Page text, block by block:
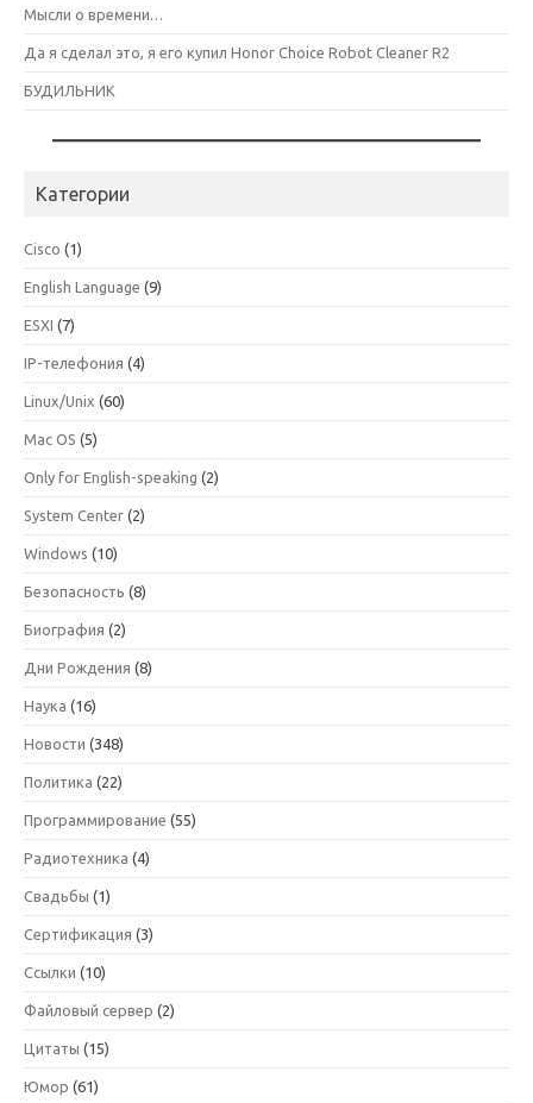
Мысли о времени…
Да я сделал это, я его купил Honor Choice Robot Cleaner R2
БУДИЛЬНИК
Категории
Cisco (1)
English Language (9)
ESXI (7)
IP-телефония (4)
Linux/Unix (60)
Mac OS (5)
Only for English-speaking (2)
System Center (2)
Windows (10)
Безопасность (8)
Биография (2)
Дни Рождения (8)
Наука (16)
Новости (348)
Политика (22)
Программирование (55)
Радиотехника (4)
Свадьбы (1)
Сертификация (3)
Ссылки (10)
Файловый сервер (2)
Цитаты (15)
Юмор (61)